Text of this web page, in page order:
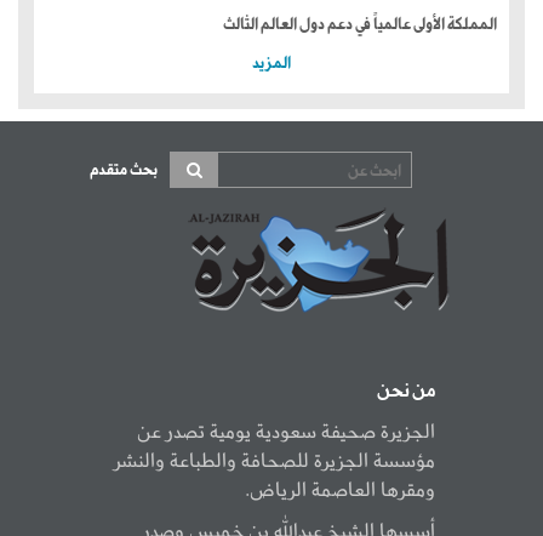
المملكة الأولى عالمياً في دعم دول العالم الثالث
المزيد
بحث متقدم
من نحن
الجزيرة صحيفة سعودية يومية تصدر عن
مؤسسة الجزيرة للصحافة والطباعة والنشر
ومقرها العاصمة الرياض.
أسسها الشيخ عبدالله بن خميس وصدر